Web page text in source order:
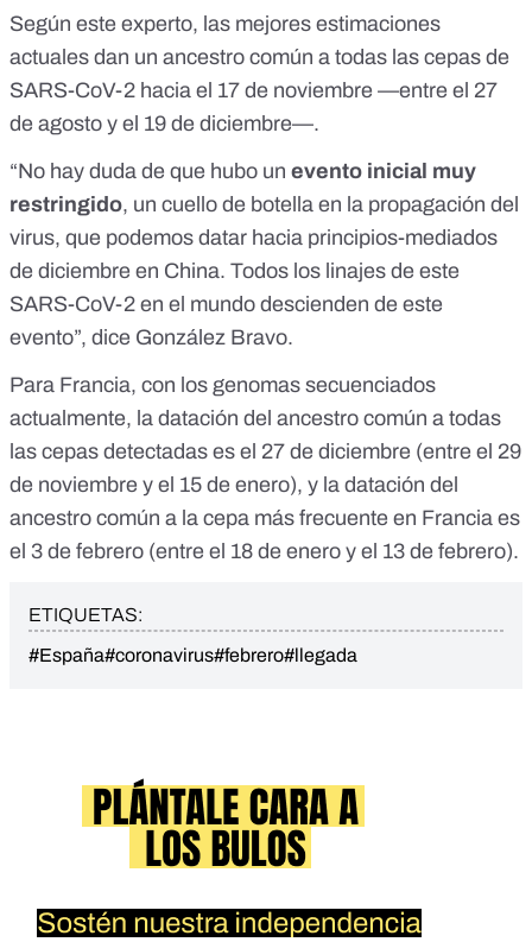
Según este experto, las mejores estimaciones
actuales dan un ancestro común a todas las cepas de
SARS-CoV-2 hacia el 17 de noviembre —entre el 27
de agosto y el 19 de diciembre—.
“No hay duda de que hubo un evento inicial muy
restringido, un cuello de botella en la propagación del
virus, que podemos datar hacia principios-mediados
de diciembre en China. Todos los linajes de este
SARS-CoV-2 en el mundo descienden de este
evento”, dice González Bravo.
Para Francia, con los genomas secuenciados
actualmente, la datación del ancestro común a todas
las cepas detectadas es el 27 de diciembre (entre el 29
de noviembre y el 15 de enero), y la datación del
ancestro común a la cepa más frecuente en Francia es
el 3 de febrero (entre el 18 de enero y el 13 de febrero).
ETIQUETAS:
#España#coronavirus#febrero#llegada